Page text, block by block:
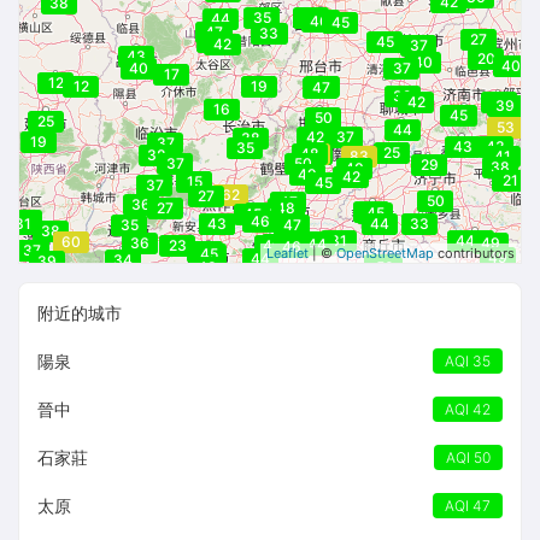
40
45
46
38
38
48
44
35
49
47
62
43
39
50 45
42
35
25
50
41
40
35
36
42
47
42
43
46
45
40
48
45
43
49
50
45
50
45
37
47
25
38
45
31
47
27
43
38
37
41
42
12
35
19
40
39
27
36
23
49
44
83
17
31
37
20
58
46
38
46 44
45
50
46
37
48
42
16
50
31
21
15
60
42
43
19
33
12
45
53
39
27
34
49
46
40
37
40
44
37
39
48
43
29
44
33
44
46
37
47
Leaflet| ©OpenStreetMap contributors
附近的城市
陽泉 AQI 35
晉中 AQI 42
石家莊 AQI 50
太原 AQI 47